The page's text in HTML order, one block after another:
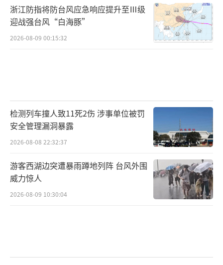
浙江防指将防台风应急响应提升至Ⅲ级
迎战强台风“白海豚”
2026-08-09 00:15:32
检测列车撞人致11死2伤 涉事单位被罚
安全管理漏洞暴露
2026-08-08 22:32:37
游客西湖边突遭暴雨蹲地列阵 台风外围
威力惊人
2026-08-09 10:30:04